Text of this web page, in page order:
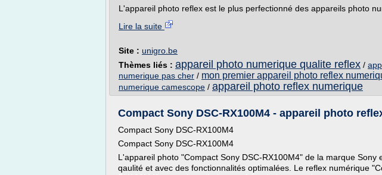
L'appareil photo reflex est le plus perfectionné des appareils photo
Lire la suite
Site : unigro.be
Thèmes liés : appareil photo numerique qualite reflex /
numerique pas cher / mon premier appareil photo reflex
numerique camescope / appareil photo reflex numerique
Compact Sony DSC-RX100M4 - appareil photo
Compact Sony DSC-RX100M4
Compact Sony DSC-RX100M4
L'appareil photo "Compact Sony DSC-RX100M4" de la marque Sony
qaulité et avec des fonctionnalités optimalées. Le reflex numérique